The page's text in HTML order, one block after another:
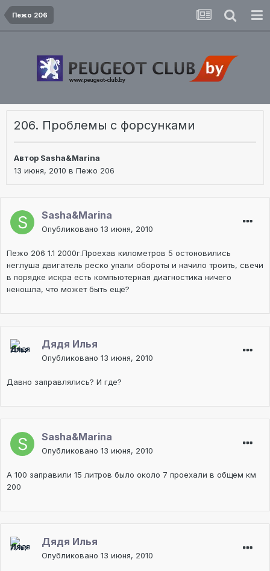
Пежо 206
206. Проблемы с форсунками
Автор Sasha&Marina
13 июня, 2010 в Пежо 206
Sasha&Marina
Опубликовано 13 июня, 2010
Пежо 206 1.1 2000г.Проехав километров 5 остоновились
неглуша двигатель реско упали обороты и начило троить, свечи
в порядке искра есть компьютерная диагностика ничего
неношла, что может быть ещё?
Дядя Илья
Опубликовано 13 июня, 2010
Давно заправлялись? И где?
Sasha&Marina
Опубликовано 13 июня, 2010
A 100 заправили 15 литров было около 7 проехали в общем км
200
Дядя Илья
Опубликовано 13 июня, 2010